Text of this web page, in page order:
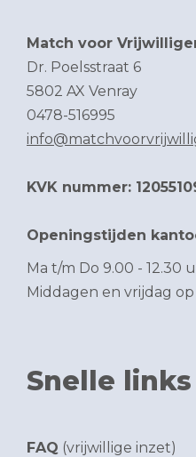
Match voor
Dr. Poelsstraat 6
5802 AX Venray
0478-516995
KVK nummer:
Openingstijden
Ma t/m Do 9.00 - 12.30
Middagen en vrijdag op
Snelle links
FAQ (vrijwillige inzet)